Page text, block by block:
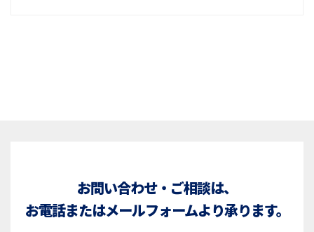
お問い合わせ・ご相談は、
お電話またはメールフォームより承ります。